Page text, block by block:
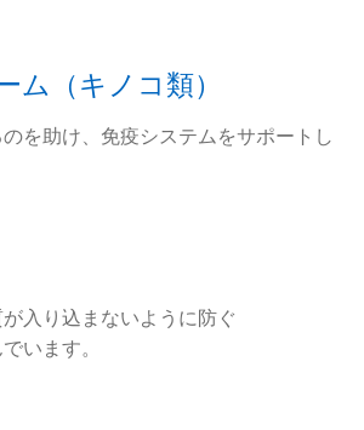
ム（キノコ類）
を助け、免疫システムをサポートし
入り込まないように防ぐ
います。